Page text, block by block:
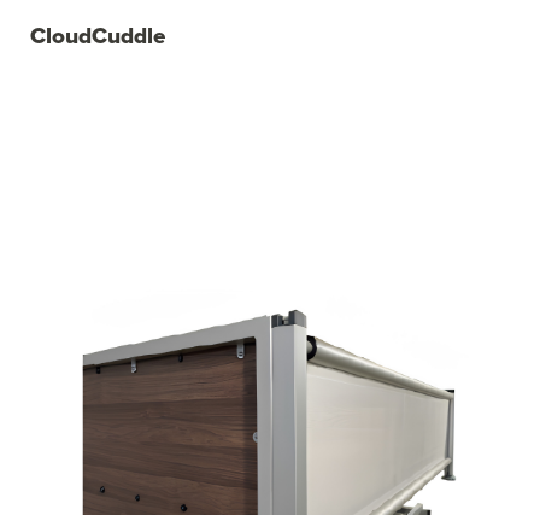
CloudCuddle